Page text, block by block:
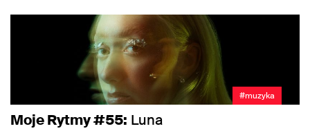
#muzyka
Moje Rytmy #55: Luna